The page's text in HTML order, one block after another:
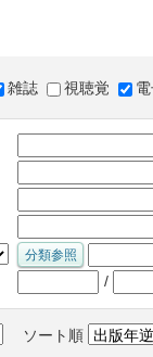
雑誌 視聴覚
/
ソート順